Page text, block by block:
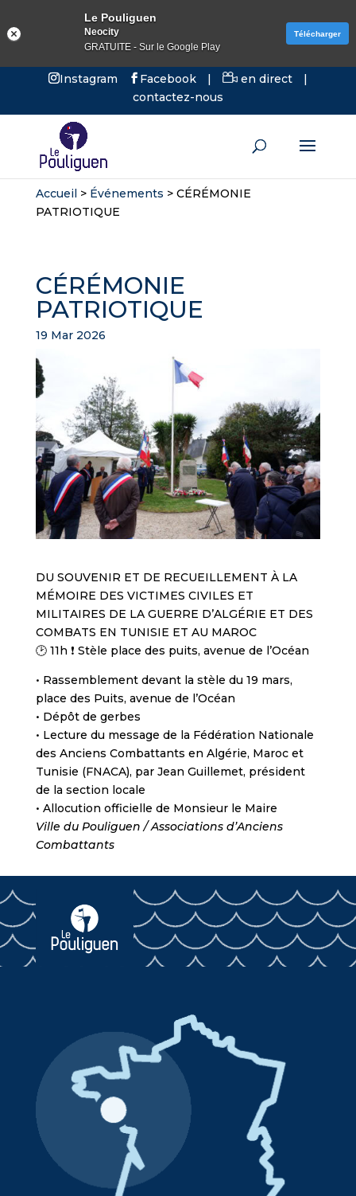
Instagram Facebook | en direct
|
contactez-nous
Accueil> Événements > CÉRÉMONIE
PATRIOTIQUE
CÉRÉMONIE
PATRIOTIQUE
19 Mar 2026
DU SOUVENIR ET DE RECUEILLEMENT À LA
MÉMOIRE DES VICTIMES CIVILES ET
MILITAIRES DE LA GUERRE D’ALGÉRIE ET DES
COMBATS EN TUNISIE ET AU MAROC
🕑 11h ❗ Stèle place des puits, avenue de l’Océan
• Rassemblement devant la stèle du 19 mars,
place des Puits, avenue de l’Océan
• Dépôt de gerbes
• Lecture du message de la Fédération Nationale
des Anciens Combattants en Algérie, Maroc et
Tunisie (FNACA), par Jean Guillemet, président
de la section locale
• Allocution officielle de Monsieur le Maire
Ville du Pouliguen / Associations d’Anciens
Combattants
Le Pouliguen
Neocity
GRATUITE - Sur le Google Play
Télécharger